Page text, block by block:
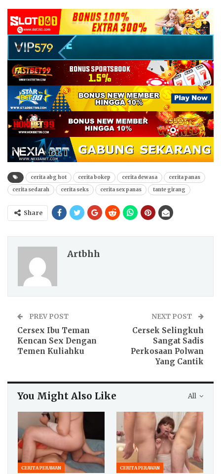
cerita abg hot cerita bokep cerita dewasa
cerita panas
cerita sedarah
cerita seks cerita sex panas tante girang
Share
Artbhh
PREV POST
Cersex Ibu Teman
Kencan Sex Dengan
Temen Kuliahku
NEXT POST
Cersek Selingkuh
Sangat Sadis
Perkosaan Polwan
Yang Cantik
All
You Might Also Like
CERITA PERAWAN CERITA PERAWAN